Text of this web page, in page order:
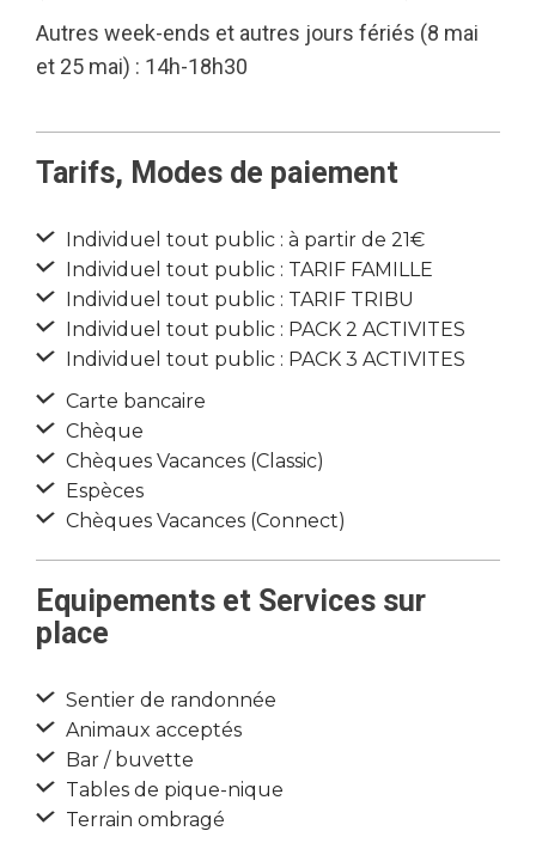
Autres week-ends et autres jours fériés (8 mai
et 25 mai) : 14h-18h30
Tarifs, Modes de paiement
Individuel tout public : à partir de 21€
Individuel tout public : TARIF FAMILLE
Individuel tout public : TARIF TRIBU
Individuel tout public : PACK 2 ACTIVITES
Individuel tout public : PACK 3 ACTIVITES
Carte bancaire
Chèque
Chèques Vacances (Classic)
Espèces
Chèques Vacances (Connect)
Equipements et Services sur
place
Sentier de randonnée
Animaux acceptés
Bar / buvette
Tables de pique-nique
Terrain ombragé